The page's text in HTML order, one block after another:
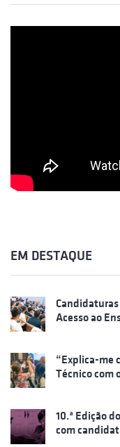
EM DESTAQUE
Candidaturas
Acesso ao
“Explica-me
Técnico com
10.ª Edição
com